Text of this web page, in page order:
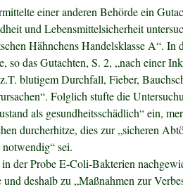
einer anderen Behörde ein
und Lebensmittelsicherheit
Hähnchens Handelsklasse A“. In
so das Gutachten, S. 2, „nach einer
blutigem Durchfall, Fieber,
Folglich stufte die
als gesundheitsschädlich“ ein,
durcherhitze, dies zur „sicheren
sei.
der Probe E-Coli-Bakterien
deshalb zu „Maßnahmen zur